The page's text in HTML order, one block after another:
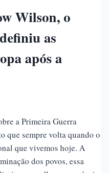
Wilson, o
as
após a
a Primeira Guerra
que sempre volta quando o
que vivemos hoje. A
dos povos, essa